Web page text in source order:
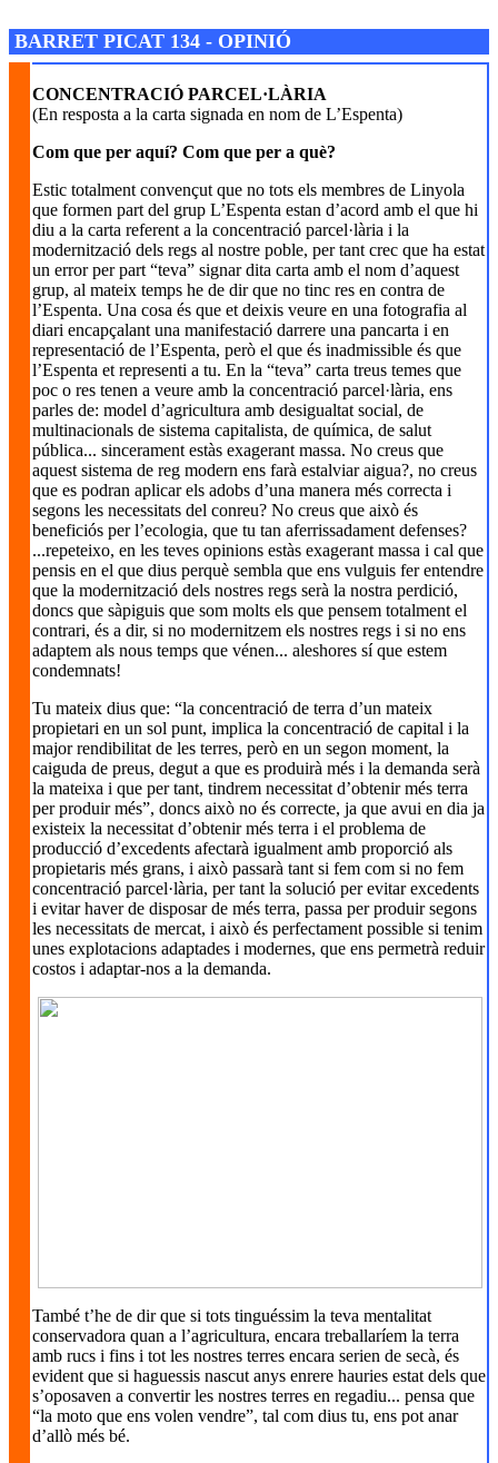
BARRET PICAT 134 - OPINIÓ
CONCENTRACIÓ PARCEL·LÀRIA
(En resposta a la carta signada en nom de L’Espenta)
Com que per aquí? Com que per a què?
Estic totalment convençut que no tots els membres de Linyola
que formen part del grup L’Espenta estan d’acord amb el que hi
diu a la carta referent a la concentració parcel·lària i la
modernització dels regs al nostre poble, per tant crec que ha estat
un error per part “teva” signar dita carta amb el nom d’aquest
grup, al mateix temps he de dir que no tinc res en contra de
l’Espenta. Una cosa és que et deixis veure en una fotografia al
diari encapçalant una manifestació darrere una pancarta i en
representació de l’Espenta, però el que és inadmissible és que
l’Espenta et representi a tu. En la “teva” carta treus temes que
poc o res tenen a veure amb la concentració parcel·lària, ens
parles de: model d’agricultura amb desigualtat social, de
multinacionals de sistema capitalista, de química, de salut
pública... sincerament estàs exagerant massa. No creus que
aquest sistema de reg modern ens farà estalviar aigua?, no creus
que es podran aplicar els adobs d’una manera més correcta i
segons les necessitats del conreu? No creus que això és
beneficiós per l’ecologia, que tu tan aferrissadament defenses?
...repeteixo, en les teves opinions estàs exagerant massa i cal que
pensis en el que dius perquè sembla que ens vulguis fer entendre
que la modernització dels nostres regs serà la nostra perdició,
doncs que sàpiguis que som molts els que pensem totalment el
contrari, és a dir, si no modernitzem els nostres regs i si no ens
adaptem als nous temps que vénen... aleshores sí que estem
condemnats!
Tu mateix dius que: “la concentració de terra d’un mateix
propietari en un sol punt, implica la concentració de capital i la
major rendibilitat de les terres, però en un segon moment, la
caiguda de preus, degut a que es produirà més i la demanda serà
la mateixa i que per tant, tindrem necessitat d’obtenir més terra
per produir més”, doncs això no és correcte, ja que avui en dia ja
existeix la necessitat d’obtenir més terra i el problema de
producció d’excedents afectarà igualment amb proporció als
propietaris més grans, i això passarà tant si fem com si no fem
concentració parcel·lària, per tant la solució per evitar excedents
i evitar haver de disposar de més terra, passa per produir segons
les necessitats de mercat, i això és perfectament possible si tenim
unes explotacions adaptades i modernes, que ens permetrà reduir
costos i adaptar-nos a la demanda.
També t’he de dir que si tots tinguéssim la teva mentalitat
conservadora quan a l’agricultura, encara treballaríem la terra
amb rucs i fins i tot les nostres terres encara serien de secà, és
evident que si haguessis nascut anys enrere hauries estat dels que
s’oposaven a convertir les nostres terres en regadiu... pensa que
“la moto que ens volen vendre”, tal com dius tu, ens pot anar
d’allò més bé.